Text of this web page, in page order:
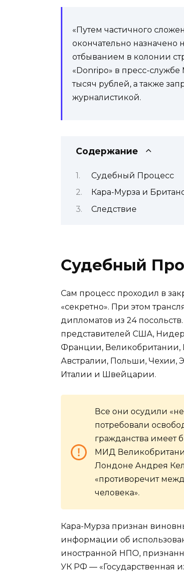
«Путем частичного
окончательно назначено
отбыванием в колонии
«Donripo» в пресс-
тысяч рублей, а также
журналистикой.
Содержание
Судебный Процесс
Кара-Мурза и
Следствие
Судебный
Сам процесс проходил в
«секретно». При этом
дипломатов из 24
представителей США,
Франции,
Австралии, Польши, Чехии,
Италии и Швейцарии.
Все они осудили
потребовали
гражданства имеет
МИД
Лондоне Андрея
«противоречит
человека».
Кара-Мурза признан
информации об
иностранной НПО,
УК РФ — «Государственная